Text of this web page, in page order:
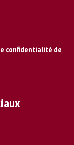
confidentialité de